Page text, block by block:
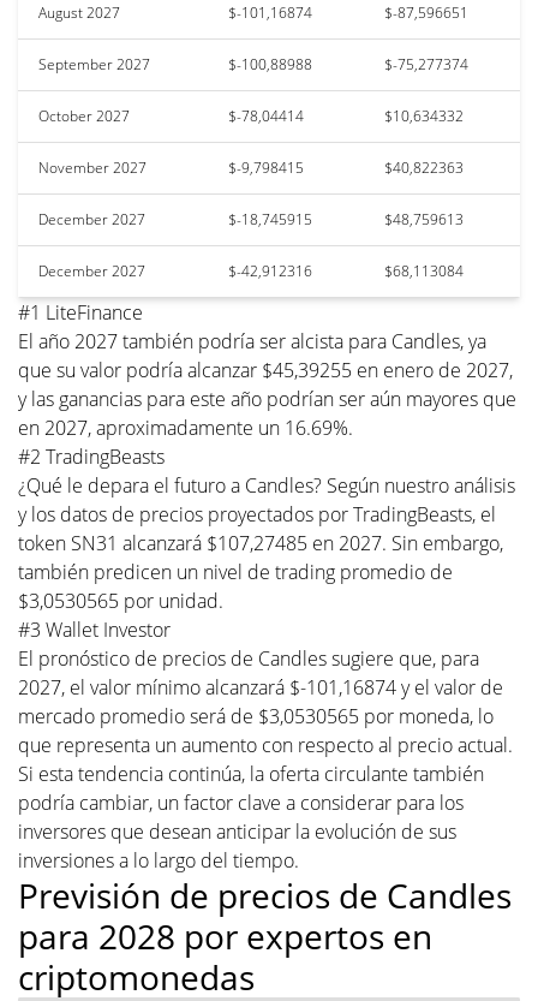
August 2027 $-101,16874 $-87,596651
September 2027 $-100,88988 $-75,277374
October 2027 $-78,04414 $10,634332
November 2027 $-9,798415 $40,822363
December 2027 $-18,745915 $48,759613
December 2027 $-42,912316 $68,113084
#1 LiteFinance
El año 2027 también podría ser alcista para Candles, ya
que su valor podría alcanzar $45,39255 en enero de 2027,
y las ganancias para este año podrían ser aún mayores que
en 2027, aproximadamente un 16.69%.
#2 TradingBeasts
¿Qué le depara el futuro a Candles? Según nuestro análisis
y los datos de precios proyectados por TradingBeasts, el
token SN31 alcanzará $107,27485 en 2027. Sin embargo,
también predicen un nivel de trading promedio de
$3,0530565 por unidad.
#3 Wallet Investor
El pronóstico de precios de Candles sugiere que, para
2027, el valor mínimo alcanzará $-101,16874 y el valor de
mercado promedio será de $3,0530565 por moneda, lo
que representa un aumento con respecto al precio actual.
Si esta tendencia continúa, la oferta circulante también
podría cambiar, un factor clave a considerar para los
inversores que desean anticipar la evolución de sus
inversiones a lo largo del tiempo.
Previsión de precios de Candles
para 2028 por expertos en
criptomonedas